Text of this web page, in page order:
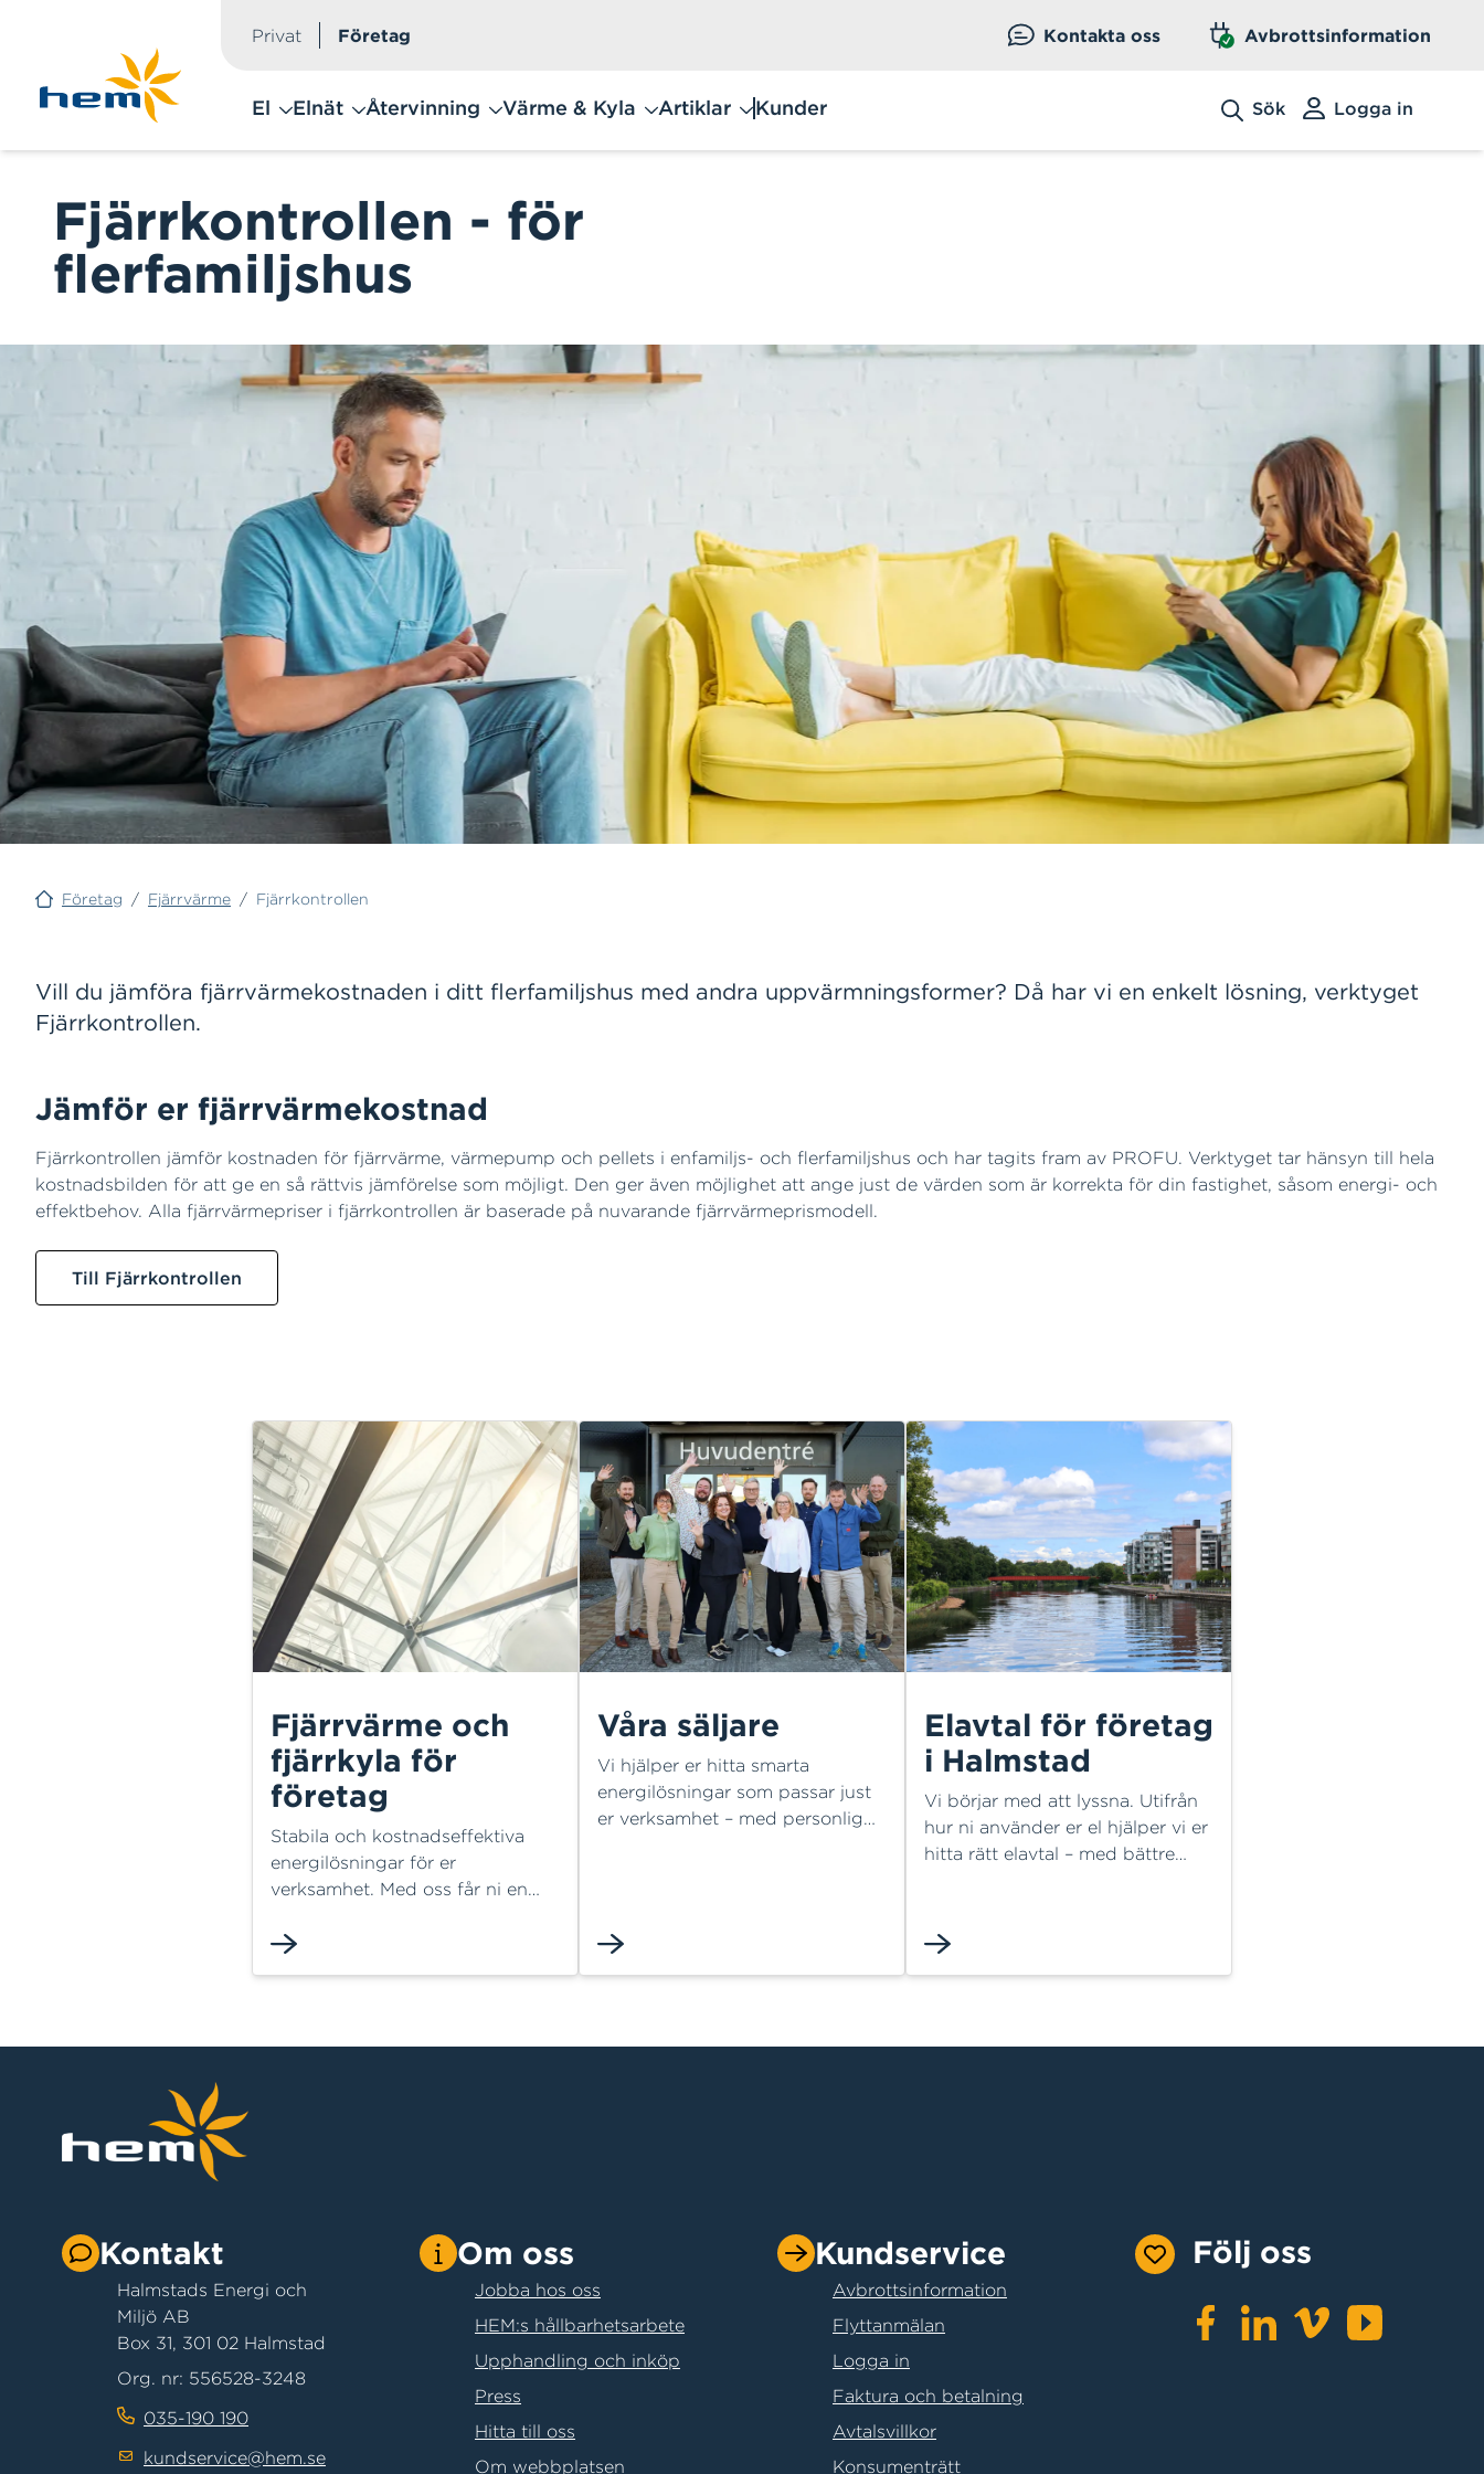
Privat Företag Kontakta oss Avbrottsinformation
El Elnät Återvinning Värme & Kyla Artiklar Kunder Sök Logga in
Fjärrkontrollen - för
flerfamiljshus
Företag / Fjärrvärme / Fjärrkontrollen
Vill du jämföra fjärrvärmekostnaden i ditt flerfamiljshus med andra uppvärmningsformer? Då har vi en enkelt lösning, verktyget
Fjärrkontrollen.
Jämför er fjärrvärmekostnad
Fjärrkontrollen jämför kostnaden för fjärrvärme, värmepump och pellets i enfamiljs- och flerfamiljshus och har tagits fram av PROFU. Verktyget tar hänsyn till hela
kostnadsbilden för att ge en så rättvis jämförelse som möjligt. Den ger även möjlighet att ange just de värden som är korrekta för din fastighet, såsom energi- och
effektbehov. Alla fjärrvärmepriser i fjärrkontrollen är baserade på nuvarande fjärrvärmeprismodell.
Till Fjärrkontrollen
Fjärrvärme och
fjärrkyla för
företag
Stabila och kostnadseffektiva
energilösningar för er
verksamhet. Med oss får ni en
optimera energianvändningen,
Våra säljare
Vi hjälper er hitta smarta
energilösningar som passar just
er verksamhet – med personlig
Elavtal för företag
i Halmstad
Vi börjar med att lyssna. Utifrån
hur ni använder er el hjälper vi er
hitta rätt elavtal – med bättre
elavtal
Kontakt
Halmstads Energi och
Miljö AB
Box 31, 301 02 Halmstad
Org. nr: 556528-3248
035-190 190
kundservice@hem.se
Om oss
Jobba hos oss
HEM:s hållbarhetsarbete
Upphandling och inköp
Press
Hitta till oss
Om webbplatsen
Kundservice
Avbrottsinformation
Flyttanmälan
Logga in
Faktura och betalning
Avtalsvillkor
Konsumenträtt
Följ oss